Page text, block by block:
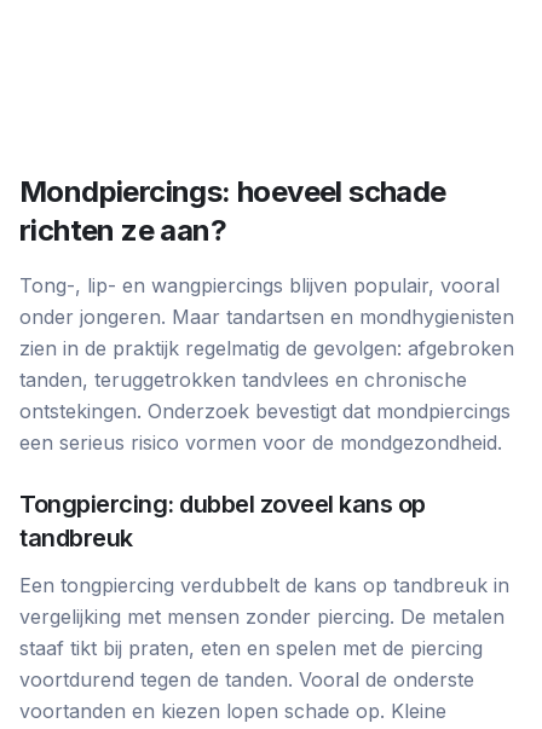
Mondpiercings: hoeveel schade
richten ze aan?
Tong-, lip- en wangpiercings blijven populair, vooral
onder jongeren. Maar tandartsen en mondhygienisten
zien in de praktijk regelmatig de gevolgen: afgebroken
tanden, teruggetrokken tandvlees en chronische
ontstekingen. Onderzoek bevestigt dat mondpiercings
een serieus risico vormen voor de mondgezondheid.
Tongpiercing: dubbel zoveel kans op
tandbreuk
Een tongpiercing verdubbelt de kans op tandbreuk in
vergelijking met mensen zonder piercing. De metalen
staaf tikt bij praten, eten en spelen met de piercing
voortdurend tegen de tanden. Vooral de onderste
voortanden en kiezen lopen schade op. Kleine